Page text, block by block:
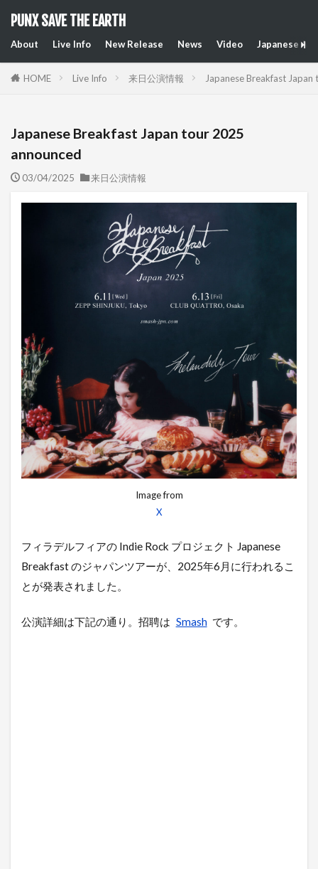
PUNX SAVE THE EARTH
About Live Info New Release News Video Japanese
HOME Live Info 来日公演情報 Japanese Breakfast
Japanese Breakfast Japan tour 2025
announced
03/04/2025 来日公演情報
Image from
X
フィラデルフィアの Indie Rock プロジェクト Japanese
Breakfast のジャパンツアーが、2025年6月に行われるこ
とが発表されました。
公演詳細は下記の通り。招聘は Smash です。